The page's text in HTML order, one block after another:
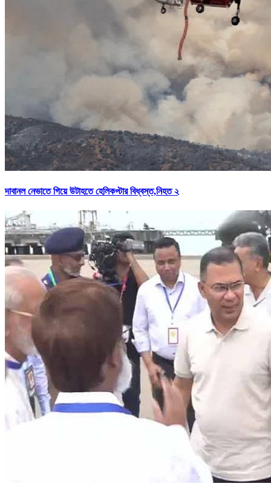
দাবানল নেভাতে গিয়ে উটাহতে হেলিকপ্টার বিধ্বস্ত,নিহত ২